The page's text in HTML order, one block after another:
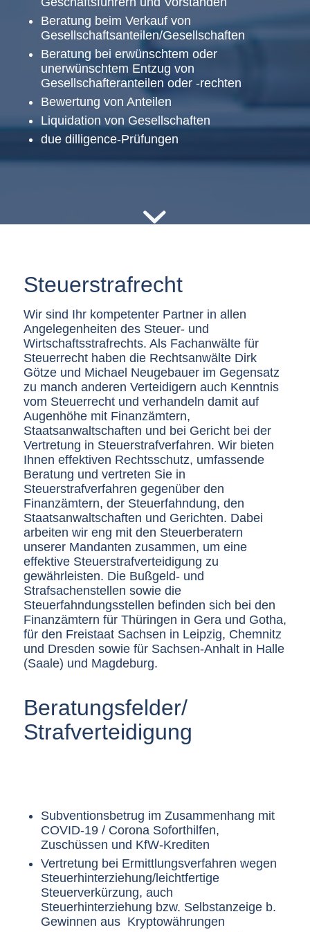
Beratung beim Verkauf von
Gesellschaftsanteilen/Gesellschaften
Beratung bei erwünschtem oder
unerwünschtem Entzug von
Gesellschafteranteilen oder -rechten
Bewertung von Anteilen
Liquidation von Gesellschaften
due dilligence-Prüfungen
Steuerstrafrecht
Wir sind Ihr kompetenter Partner in allen
Angelegenheiten des Steuer- und
Wirtschaftsstrafrechts. Als Fachanwälte für
Steuerrecht haben die Rechtsanwälte Dirk
Götze und Michael Neugebauer im Gegensatz
zu manch anderen Verteidigern auch Kenntnis
vom Steuerrecht und verhandeln damit auf
Augenhöhe mit Finanzämtern,
Staatsanwaltschaften und bei Gericht bei der
Vertretung in Steuerstrafverfahren. Wir bieten
Ihnen effektiven Rechtsschutz, umfassende
Beratung und vertreten Sie in
Steuerstrafverfahren gegenüber den
Finanzämtern, der Steuerfahndung, den
Staatsanwaltschaften und Gerichten. Dabei
arbeiten wir eng mit den Steuerberatern
unserer Mandanten zusammen, um eine
effektive Steuerstrafverteidigung zu
gewährleisten. Die Bußgeld- und
Strafsachenstellen sowie die
Steuerfahndungsstellen befinden sich bei den
Finanzämtern für Thüringen in Gera und Gotha,
für den Freistaat Sachsen in Leipzig, Chemnitz
und Dresden sowie für Sachsen-Anhalt in Halle
(Saale) und Magdeburg.
Beratungsfelder/
Strafverteidigung
Subventionsbetrug im Zusammenhang mit
COVID-19 / Corona Soforthilfen,
Zuschüssen und KfW-Krediten
Vertretung bei Ermittlungsverfahren wegen
Steuerhinterziehung/leichtfertige
Steuerverkürzung, auch
Steuerhinterziehung bzw. Selbstanzeige b.
Gewinnen aus Kryptowährungen